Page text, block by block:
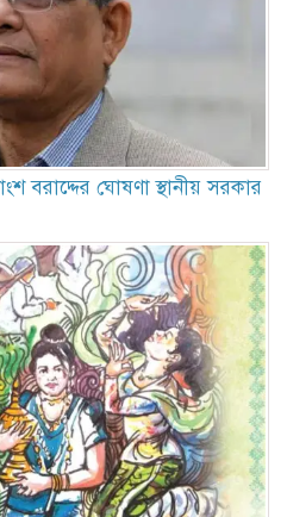
বরাদ্দের ঘোষণা স্থানীয় সরকার